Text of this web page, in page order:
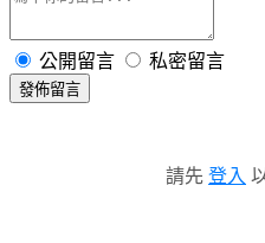
公開留言 私密留言
發佈留言
請先 登入